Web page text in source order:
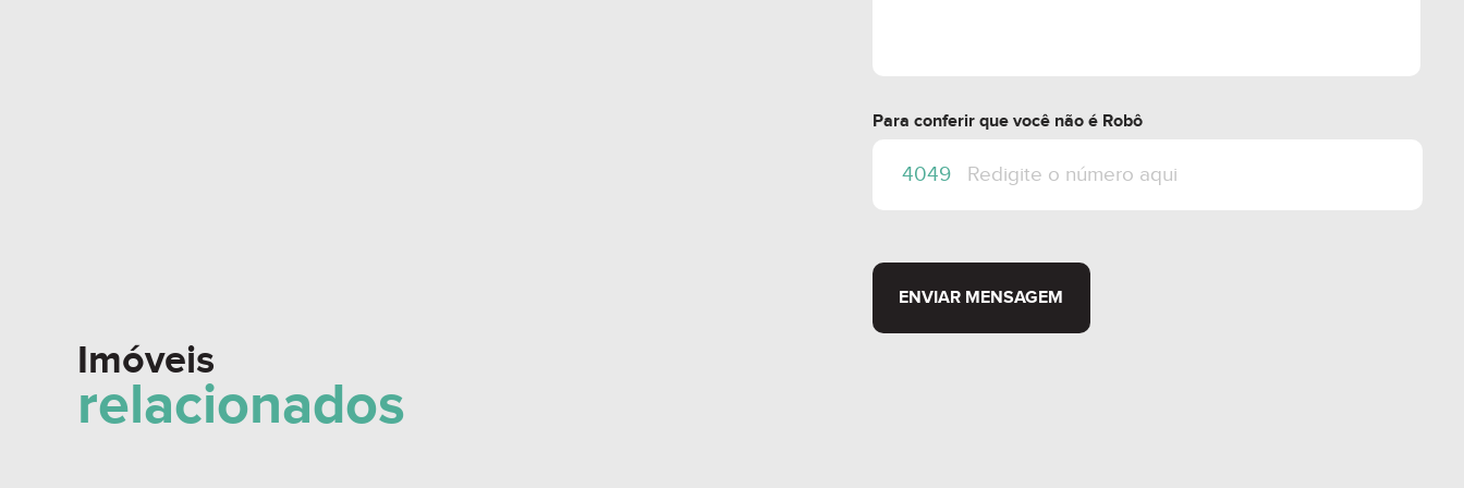
Para conferir que você não é Robô
ENVIAR MENSAGEM
Imóveis
relacionados